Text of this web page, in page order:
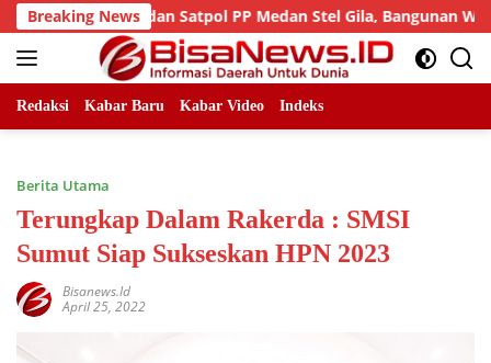
Skip
to
content
Breaking News
Cikataru dan Satpol PP Medan Stel Gila, Bangunan Wins
Redaksi Kabar Baru Kabar Video Indeks
Berita Utama
Terungkap Dalam Rakerda : SMSI
Sumut Siap Sukseskan HPN 2023
Bisanews.id
April 25, 2022